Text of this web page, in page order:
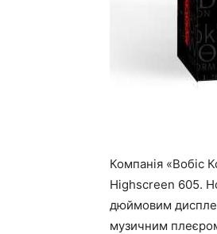
Компанія «Вобіс
Highscreen 605.
дюймовим
музичним